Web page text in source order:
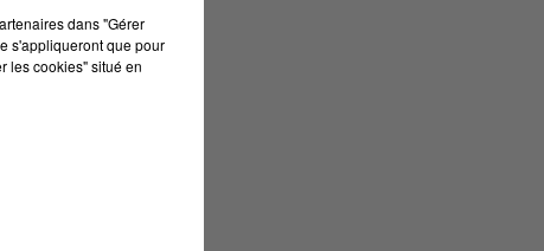
dans "Gérer
s'appliqueront que pour
les cookies" situé en